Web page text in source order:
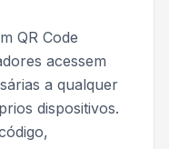
QR Code
acessem
a qualquer
dispositivos.